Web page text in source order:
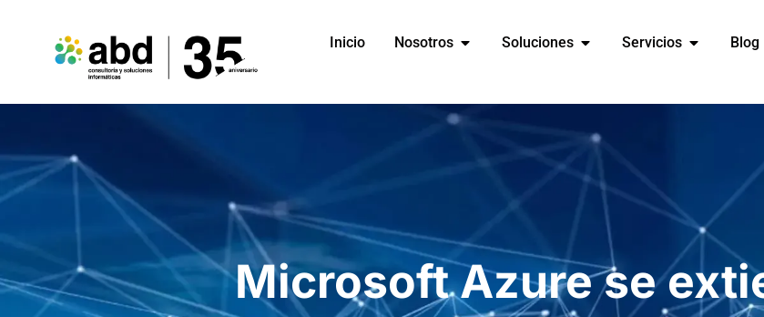
Inicio Nosotros Soluciones Servicios Blog
Microsoft Azure se